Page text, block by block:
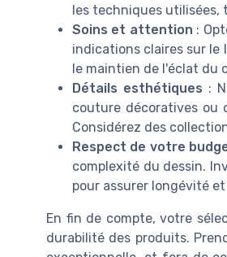
les techniques utilisées,
Soins et attention :
indications claires sur le
le maintien de l'éclat du
Détails esthétiques :
couture décoratives
Considérez des
Respect de votre
complexité du dessin.
pour assurer longévité
En fin de compte, votre
durabilité des produits.